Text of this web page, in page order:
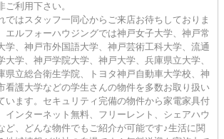
ご利用下さい。
ではスタッフ一同心からご来店お待ちしておりま
エルフォーハウジングでは神戸女子大学、神戸常
学、神戸市外国語大学、神戸芸術工科大学、流通
大学、神戸学院大学、神戸大学、兵庫県立大学、
県立総合衛生学院、トヨタ神戸自動車大学校、神
看護大学などの学生さんの物件を多数お取り扱い
います。セキュリティ完備の物件から家電家具付
インターネット無料、フリーレント、シェアハウ
ど、どんな物件でもご紹介が可能です♪生活に関